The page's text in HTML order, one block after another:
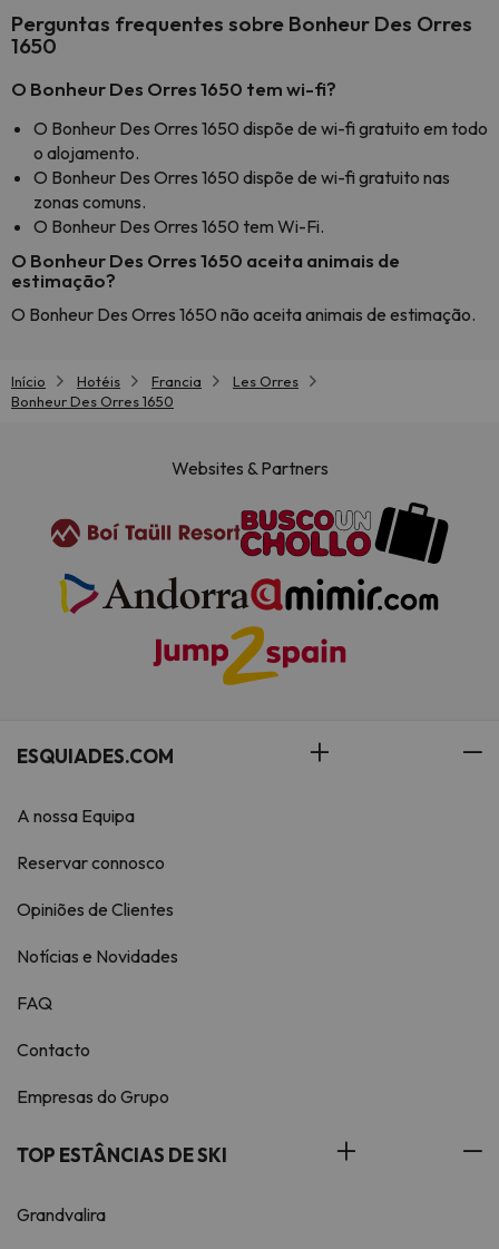
Perguntas frequentes sobre Bonheur Des Orres
1650
O Bonheur Des Orres 1650 tem wi-fi?
O Bonheur Des Orres 1650 dispõe de wi-fi gratuito em todo
o alojamento.
O Bonheur Des Orres 1650 dispõe de wi-fi gratuito nas
zonas comuns.
O Bonheur Des Orres 1650 tem Wi-Fi.
O Bonheur Des Orres 1650 aceita animais de
estimação?
O Bonheur Des Orres 1650 não aceita animais de estimação.
Início Hotéis Francia
Les Orres
Bonheur Des Orres 1650
Websites & Partners
ESQUIADES.COM
A nossa Equipa
Reservar connosco
Opiniões de Clientes
Notícias e Novidades
FAQ
Contacto
Empresas do Grupo
TOP ESTÂNCIAS DE SKI
Grandvalira